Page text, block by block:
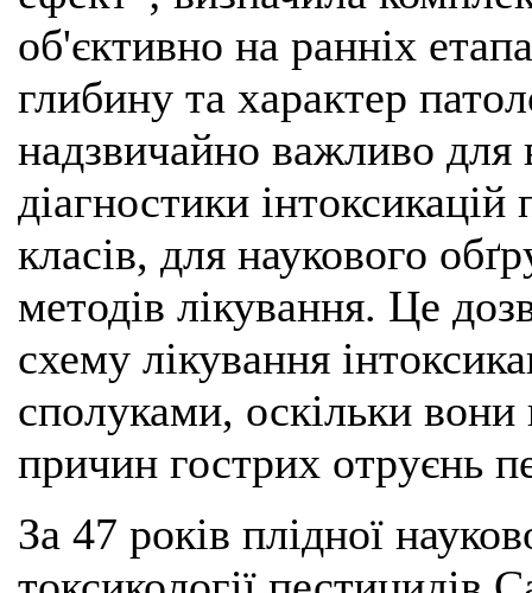
об'єктивно на ранніх
глибину та характер
надзвичайно важливо для
діагностики
класів, для наукового
методів лікування. Це
схему лікування
сполуками, оскільки
причин гострих отруєнь
За 47 років плідної